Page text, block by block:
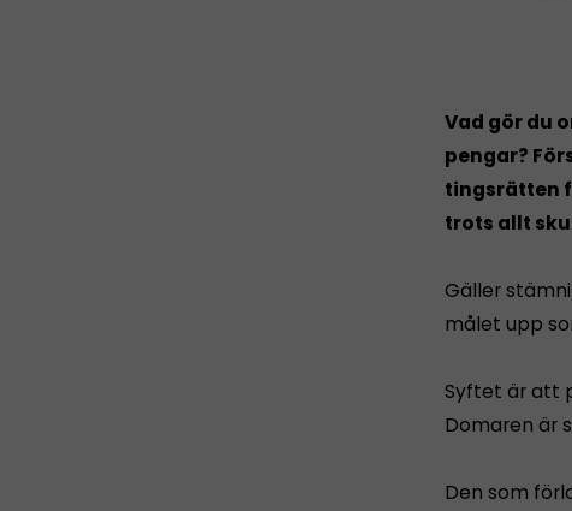
Vad gör du
pengar?
tingsrätten
trots allt
Gäller
målet upp
Syftet är att
Domaren är
Den som